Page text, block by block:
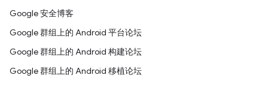
Google 安全博客
Google 群组上的 Android 平台论坛
Google 群组上的 Android 构建论坛
Google 群组上的 Android 移植论坛